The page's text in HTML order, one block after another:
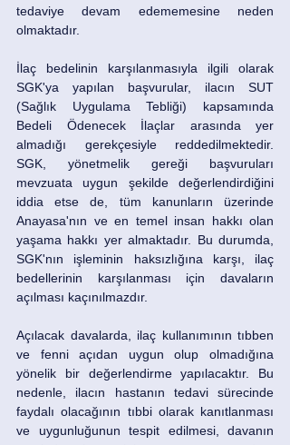
tedaviye devam edememesine neden
olmaktadır.
İlaç bedelinin karşılanmasıyla ilgili olarak
SGK'ya yapılan başvurular, ilacın SUT
(Sağlık Uygulama Tebliği) kapsamında
Bedeli Ödenecek İlaçlar arasında yer
almadığı gerekçesiyle reddedilmektedir.
SGK, yönetmelik gereği başvuruları
mevzuata uygun şekilde değerlendirdiğini
iddia etse de, tüm kanunların üzerinde
Anayasa'nın ve en temel insan hakkı olan
yaşama hakkı yer almaktadır. Bu durumda,
SGK'nın işleminin haksızlığına karşı, ilaç
bedellerinin karşılanması için davaların
açılması kaçınılmazdır.
Açılacak davalarda, ilaç kullanımının tıbben
ve fenni açıdan uygun olup olmadığına
yönelik bir değerlendirme yapılacaktır. Bu
nedenle, ilacın hastanın tedavi sürecinde
faydalı olacağının tıbbi olarak kanıtlanması
ve uygunluğunun tespit edilmesi, davanın